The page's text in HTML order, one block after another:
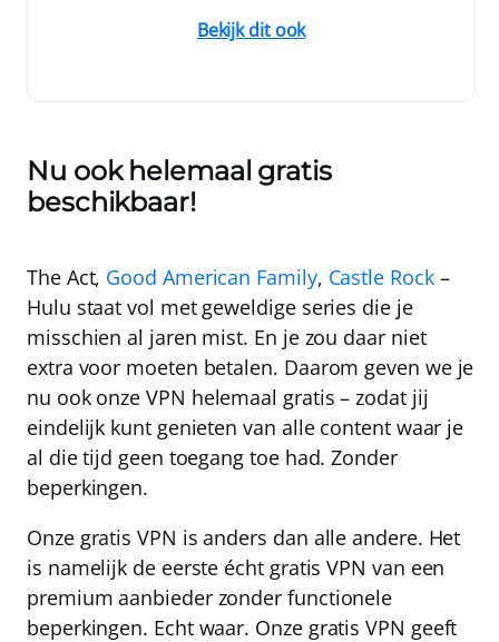
Bekijk dit ook
Nu ook helemaal gratis
beschikbaar!
The Act, Good American Family, Castle Rock–
Hulu staat vol met geweldige series die je
misschien al jaren mist. En je zou daar niet
extra voor moeten betalen. Daarom geven we je
nu ook onze VPN helemaal gratis – zodat jij
eindelijk kunt genieten van alle content waar je
al die tijd geen toegang toe had. Zonder
beperkingen.
Onze gratis VPN is anders dan alle andere. Het
is namelijk de eerste écht gratis VPN van een
premium aanbieder zonder functionele
beperkingen. Echt waar. Onze gratis VPN geeft